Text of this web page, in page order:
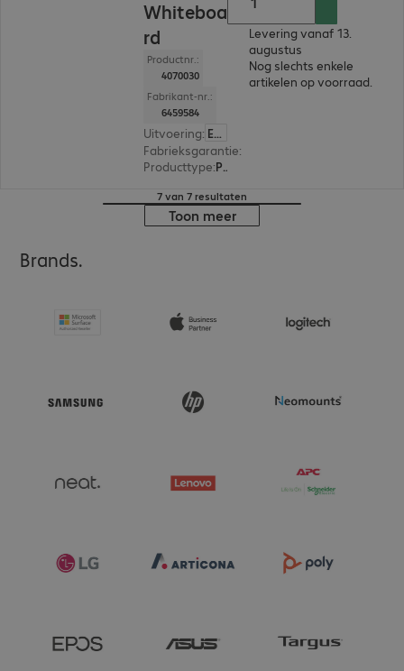
Whiteboa
rd
Productnr.:
4070030
Fabrikant-nr.:
6459584
Uitvoering: Europa
Fabrieksgarantie:
Producttype: Presentatiebord
Levering vanaf 13.
augustus
Nog slechts enkele
artikelen op voorraad.
7 van 7 resultaten
Toon meer
Brands.